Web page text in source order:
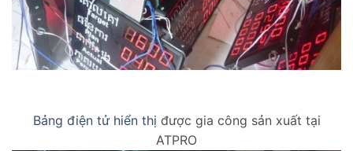
Bảng điện tử hiển thị được gia công sản xuất tại
ATPRO